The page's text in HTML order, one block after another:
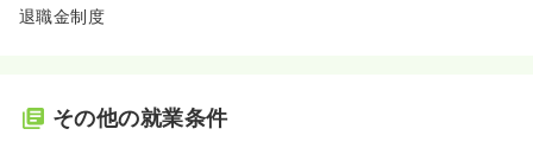
退職金制度
その他の就業条件